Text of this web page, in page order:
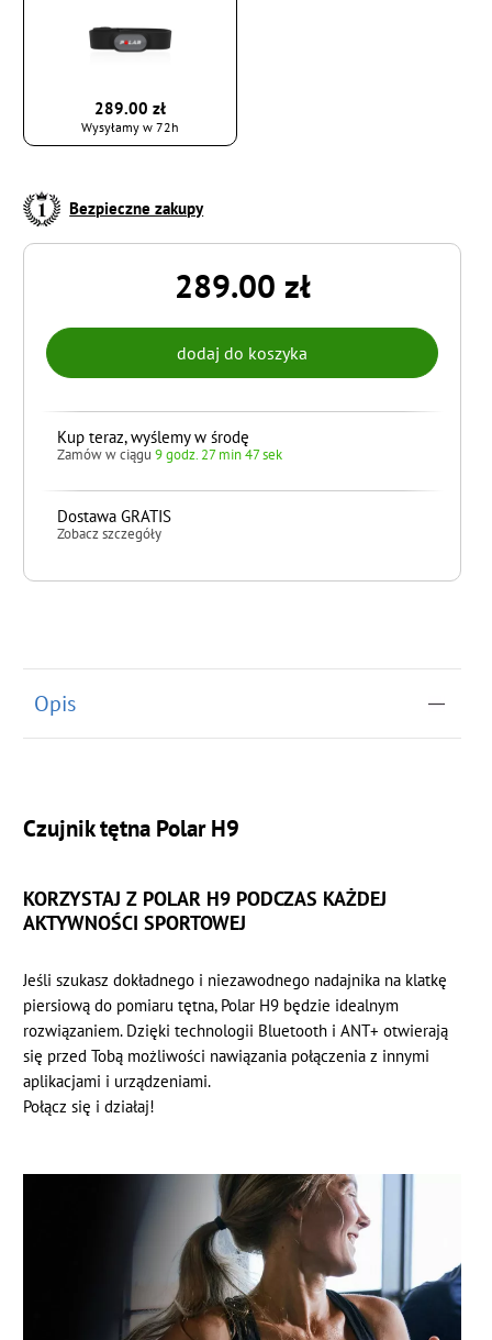
289.00 zł
Wysyłamy w 72h
Bezpieczne zakupy
289.00 zł
Kup teraz, wyślemy w środę
Zamów w ciągu9 godz. 27 min 46 sek
Dostawa GRATIS
Zobacz szczegóły
Opis
Czujnik tętna Polar H9
KORZYSTAJ Z POLAR H9 PODCZAS KAŻDEJ
AKTYWNOŚCI SPORTOWEJ
Jeśli szukasz dokładnego i niezawodnego nadajnika na klatkę
piersiową do pomiaru tętna, Polar H9 będzie idealnym
rozwiązaniem. Dzięki technologii Bluetooth i ANT+ otwierają
się przed Tobą możliwości nawiązania połączenia z innymi
aplikacjami i urządzeniami.
Połącz się i działaj!